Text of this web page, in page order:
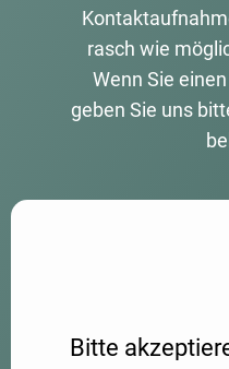
rasch wie
Wenn Sie
geben Sie uns
Aufgrund Ihrer DSGVO
Bitte